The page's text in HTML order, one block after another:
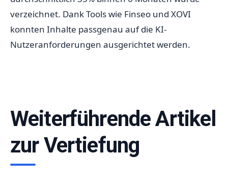
verzeichnet. Dank Tools wie Finseo und XOVI
konnten Inhalte passgenau auf die KI-
Nutzeranforderungen ausgerichtet werden.
Weiterführende Artikel
zur Vertiefung